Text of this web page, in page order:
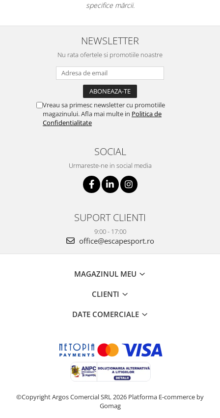
specifice mărcii.
NEWSLETTER
Nu rata ofertele si promotiile noastre
Vreau sa primesc newsletter cu promotiile
magazinului. Afla mai multe in Politica de
Confidentialitate
SOCIAL
Urmareste-ne in social media
SUPORT CLIENTI
9:00 - 17:00
office@escapesport.ro
MAGAZINUL MEU
CLIENTI
DATE COMERCIALE
©Copyright Argos Comercial SRL 2026 Platforma E-commerce by
Gomag